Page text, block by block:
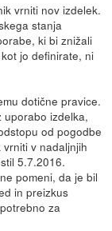
vrniti nov izdelek.
stanja
ki bi znižali
jo definirate, ni
dotične pravice.
uporabo izdelka,
od pogodbe
v nadaljnjih
5.7.2016.
pomeni, da je bil
in preizkus
za